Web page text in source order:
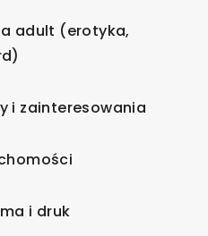
adult (erotyka,
i zainteresowania
i druk